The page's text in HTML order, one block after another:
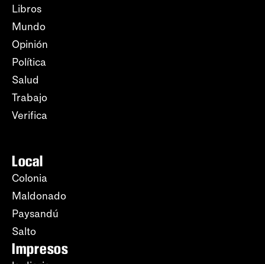
Libros
Mundo
Opinión
Política
Salud
Trabajo
Verifica
Local
Colonia
Maldonado
Paysandú
Salto
Impresos